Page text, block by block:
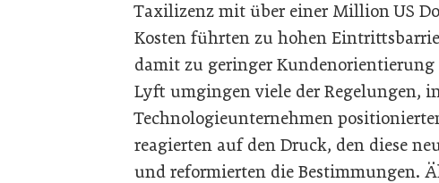
Taxilizenz mit über einer Million US
Kosten führten zu hohen
damit zu geringer
Lyft umgingen viele der Regelungen,
Technologieunternehmen
reagierten auf den Druck, den diese
und reformierten die Bestimmungen.